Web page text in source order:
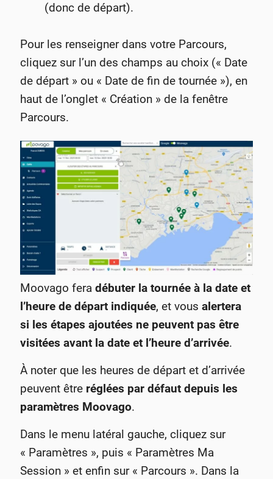
(donc de départ).
Pour les renseigner dans votre Parcours,
cliquez sur l’un des champs au choix (« Date
de départ » ou « Date de fin de tournée »), en
haut de l’onglet « Création » de la fenêtre
Parcours.
Moovago feradébuter la tournée à la date et
l’heure de départ indiquée, et vousalertera
si les étapes ajoutées ne peuvent pas être
visitées avant la date et l’heure d’arrivée.
À noter que les heures de départ et d’arrivée
peuvent être réglées par défaut depuis les
paramètres Moovago.
Dans le menu latéral gauche, cliquez sur
« Paramètres », puis « Paramètres Ma
Session » et enfin sur « Parcours ». Dans la